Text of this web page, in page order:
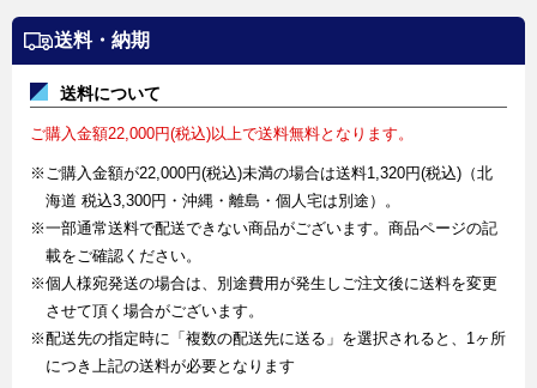
送料・納期
送料について
ご購入金額22,000円(税込)以上で送料無料となります。
※ご購入金額が22,000円(税込)未満の場合は送料1,320円(税込)（北
海道 税込3,300円・沖縄・離島・個人宅は別途）。
※一部通常送料で配送できない商品がございます。商品ページの記
載をご確認ください。
※個人様宛発送の場合は、別途費用が発生しご注文後に送料を変更
させて頂く場合がございます。
※配送先の指定時に「複数の配送先に送る」を選択されると、1ヶ所
につき上記の送料が必要となります